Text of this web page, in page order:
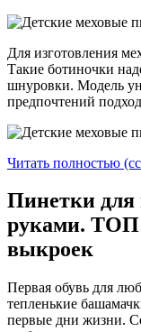
Для изготовления
Такие ботиночки
шнуровки. Модель
предпочтений
Читать полностью
Пинетки для
руками. ТОП
выкроек
Первая обувь для
тепленькие
первые дни жизни.